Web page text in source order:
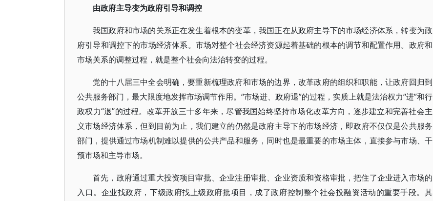
由政府主导变为政府引导和调控
我国政府和市场的关系正在发生着根本的变革，我国正在从政府主导下的市场经济体系，转变为政
府引导和调控下的市场经济体系。市场对整个社会经济资源起着基础的根本的调节和配置作用。政府和
市场关系的调整过程，就是整个社会向法治转变的过程。
党的十八届三中全会明确，要重新梳理政府和市场的边界，改革政府的组织和职能，让政府回归到
公共服务部门，最大限度地发挥市场调节作用。“市场进、政府退”的过程，实质上就是法治权力“进”和行
政权力“退”的过程。改革开放三十多年来，尽管我国始终坚持市场化改革方向，逐步建立和完善社会主
义市场经济体系，但到目前为止，我们建立的仍然是政府主导下的市场经济，即政府不仅仅是公共服务
部门，提供通过市场机制难以提供的公共产品和服务，同时也是最重要的市场主体，直接参与市场、干
预市场和主导市场。
首先，政府通过重大投资项目审批、企业注册审批、企业资质和资格审批，把住了企业进入市场的
入口。企业找政府，下级政府找上级政府批项目，成了政府控制整个社会投融资活动的重要手段。其